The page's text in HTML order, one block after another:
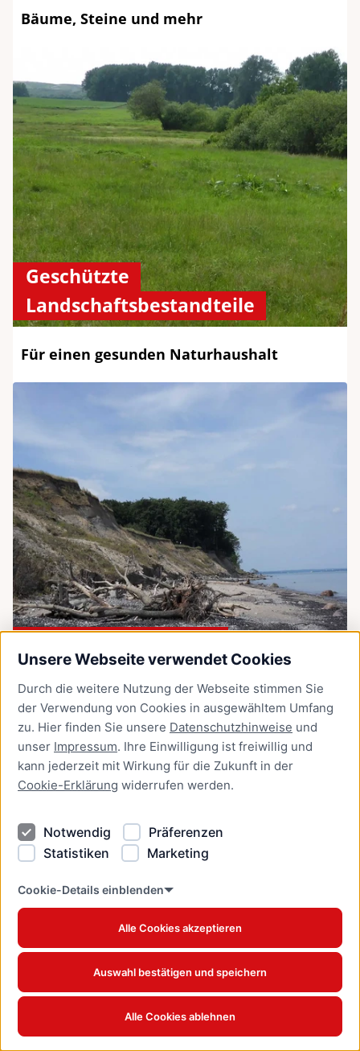
Unsere Webseite verwendet Cookies
Durch die weitere Nutzung der Webseite stimmen Sie
der Verwendung von Cookies in ausgewähltem Umfang
zu. Hier finden Sie unsere Datenschutzhinweise und
unser Impressum. Ihre Einwilligung ist freiwillig und
kann jederzeit mit Wirkung für die Zukunft in der
Cookie-Erklärung widerrufen werden.
Notwendig
Präferenzen
Statistiken
Marketing
Cookie-Details einblenden
Alle Cookies akzeptieren
Auswahl bestätigen und speichern
Alle Cookies ablehnen
Bäume, Steine und mehr
Geschützte
Landschaftsbestandteile
Für einen gesunden Naturhaushalt
Natura 2000-Gebiete
Schutz nach europäischem Recht
Naturschutzgebiete
Schützenswerte Gebiete